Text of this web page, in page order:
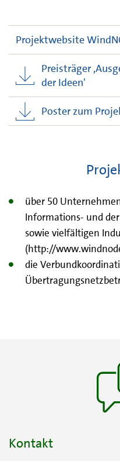
Projektwebsite
Preisträger
der Ideen'
Poster zum
über 50
Informations- und
sowie vielfältigen
(http://
die
Kontakt